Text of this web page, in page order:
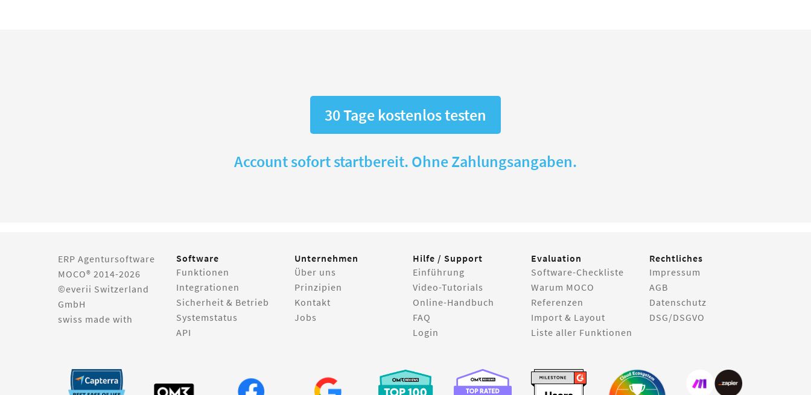
30 Tage kostenlos testen
Account sofort startbereit. Ohne Zahlungsangaben.
ERP Agentursoftware
MOCO® 2014-2026
©everii Switzerland
GmbH
swiss made with
Software
Funktionen
Integrationen
Sicherheit & Betrieb
Systemstatus
API
Unternehmen
Über uns
Prinzipien
Kontakt
Jobs
Hilfe / Support
Einführung
Video-Tutorials
Online-Handbuch
FAQ
Login
Evaluation
Software-Checkliste
Warum MOCO
Referenzen
Import & Layout
Liste aller Funktionen
Rechtliches
Impressum
AGB
Datenschutz
DSG/DSGVO